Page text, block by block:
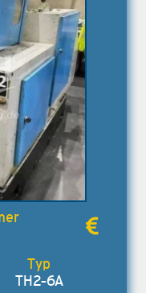
TH2-6A